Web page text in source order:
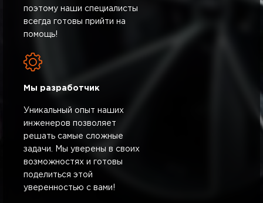
поэтому наши специалисты
всегда готовы прийти на
помощь!
Мы разработчик
Уникальный опыт наших
инженеров позволяет
решать самые сложные
задачи. Мы уверены в своих
возможностях и готовы
поделиться этой
уверенностью с вами!